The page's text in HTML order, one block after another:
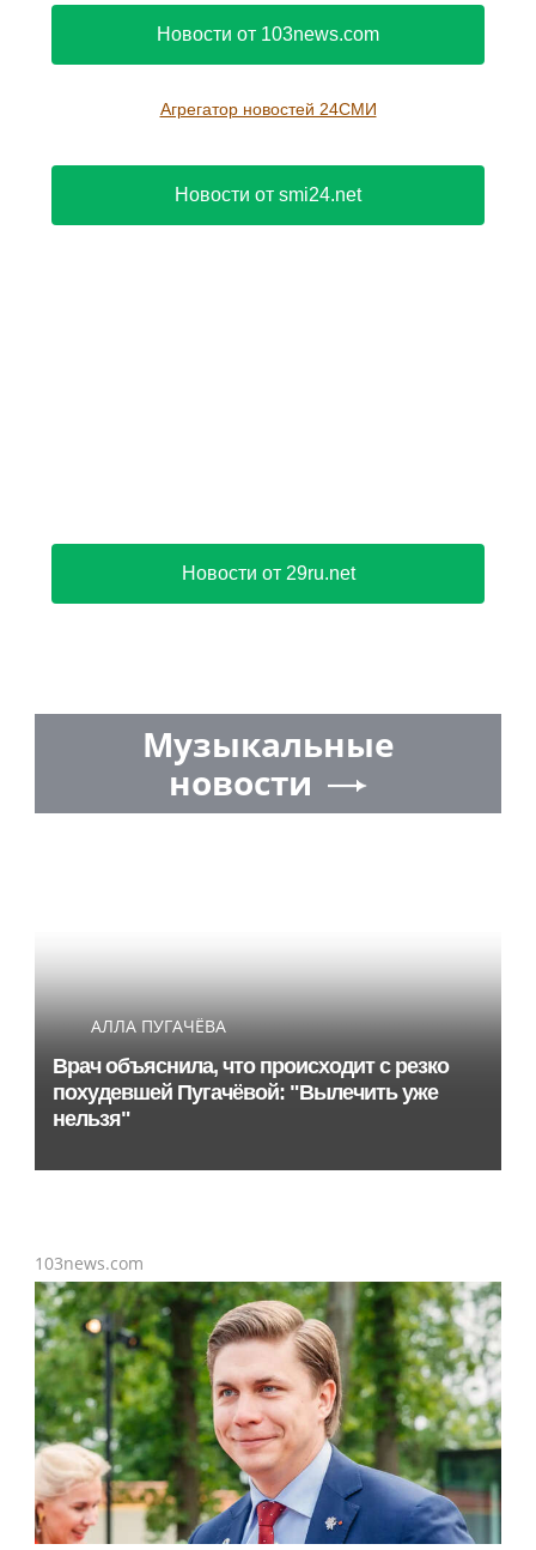
Новости от 103news.com
Агрегатор новостей 24СМИ
Новости от smi24.net
Новости от 29ru.net
Музыкальные
новости
АЛЛА ПУГАЧЁВА
Врач объяснила, что происходит с резко
похудевшей Пугачёвой: "Вылечить уже
нельзя"
103news.com